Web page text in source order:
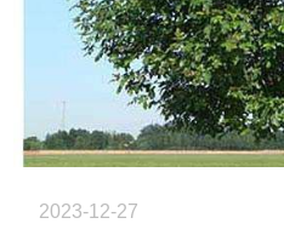
2023-12-27